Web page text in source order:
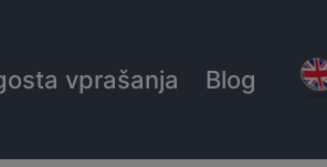
vprašanja Blog